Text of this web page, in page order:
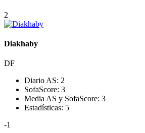
2
Diakhaby
DF
Diario AS: 2
SofaScore: 3
Media AS y SofaScore: 3
Estadísticas: 5
-1